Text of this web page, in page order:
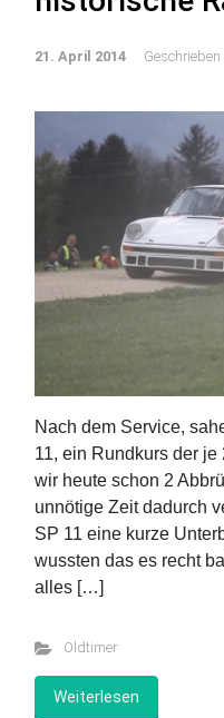
21. April 2014 Geschrieben
Nach dem Service,
11, ein Rundkurs der
wir heute schon 2
unnötige Zeit dadurch
SP 11 eine kurze
wussten das es recht
alles […]
Oldtimer
Weiterlesen